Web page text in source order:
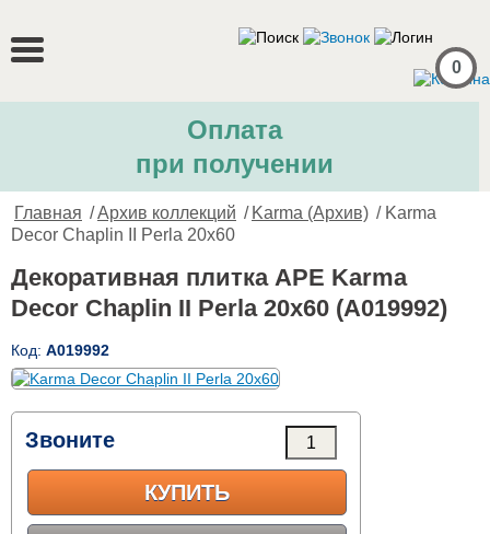
0
Оплата
при получении
Главная /Архив коллекций / Karma (Архив) / Karma
Decor Chaplin II Perla 20x60
Декоративная плитка APE Karma
Decor Chaplin II Perla 20x60 (A019992)
Код: A019992
Звоните
КУПИТЬ